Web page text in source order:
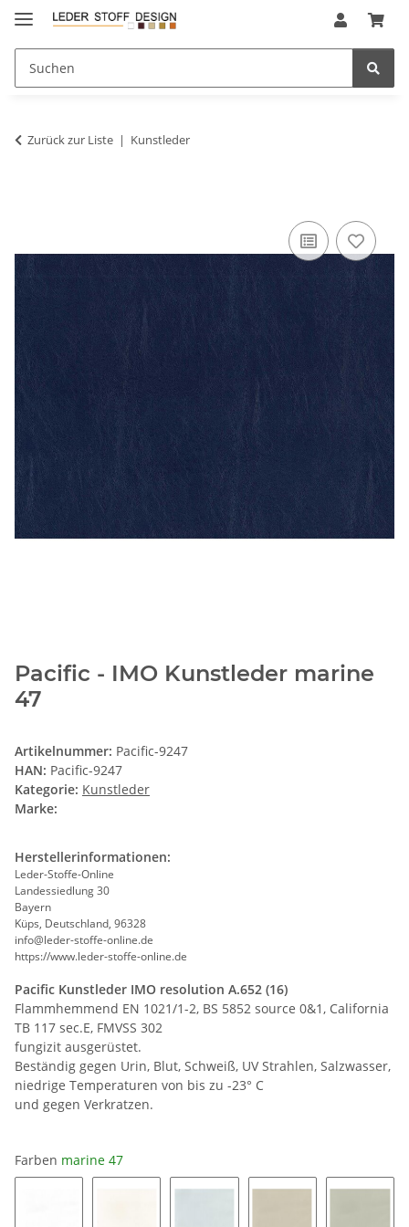
Zurück zur Liste Kunstleder
Pacific - IMO Kunstleder marine
47
Artikelnummer: Pacific-9247
HAN: Pacific-9247
Kategorie: Kunstleder
Marke:
Herstellerinformationen:
Leder-Stoffe-Online
Landessiedlung 30
Bayern
Küps, Deutschland, 96328
info@leder-stoffe-online.de
https://www.leder-stoffe-online.de
Pacific Kunstleder IMO resolution A.652 (16)
Flammhemmend EN 1021/1-2, BS 5852 source 0&1, California
TB 117 sec.E, FMVSS 302
fungizit ausgerüstet.
Beständig gegen Urin, Blut, Schweiß, UV Strahlen, Salzwasser,
niedrige Temperaturen von bis zu -23° C
und gegen Verkratzen.
Farben marine 47